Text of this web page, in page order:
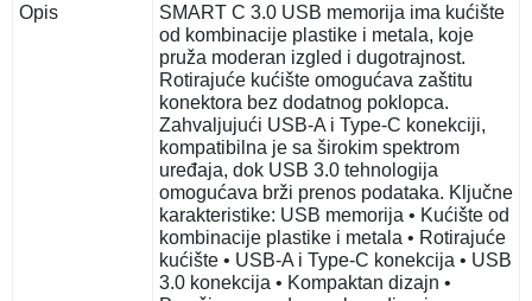
Opis
SMART C 3.0 USB memorija ima kućište
od kombinacije plastike i metala, koje
pruža moderan izgled i dugotrajnost.
Rotirajuće kućište omogućava zaštitu
konektora bez dodatnog poklopca.
Zahvaljujući USB-A i Type-C konekciji,
kompatibilna je sa širokim spektrom
uređaja, dok USB 3.0 tehnologija
omogućava brži prenos podataka. Ključne
karakteristike: USB memorija • Kućište od
kombinacije plastike i metala • Rotirajuće
kućište • USB-A i Type-C konekcija • USB
3.0 konekcija • Kompaktan dizajn •